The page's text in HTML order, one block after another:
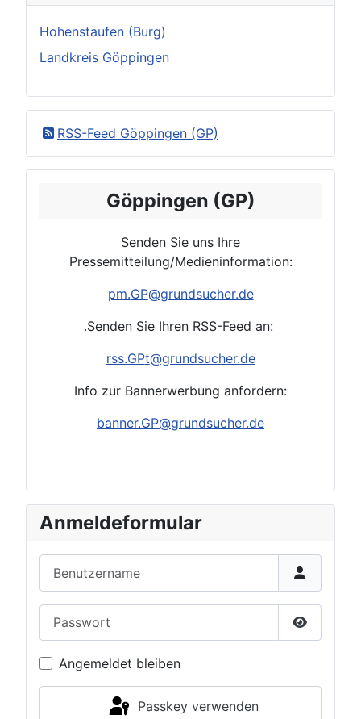
Hohenstaufen (Burg)
Landkreis Göppingen
RSS-Feed Göppingen (GP)
Göppingen (GP)
Senden Sie uns Ihre
Pressemitteilung/Medieninformation:
pm.GP@grundsucher.de
.Senden Sie Ihren RSS-Feed an:
rss.GPt@grundsucher.de
Info zur Bannerwerbung anfordern:
banner.GP@grundsucher.de
Anmeldeformular
Passwort
Angemeldet bleiben
Passkey verwenden